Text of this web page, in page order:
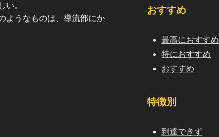
い。
ようなものは、導流部にか
おすすめ
最高におすすめ
特におすすめ
おすすめ
特徴別
到達できず